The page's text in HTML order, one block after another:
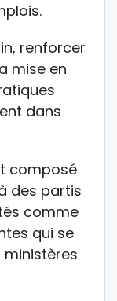
renforcer
mise en
dans
composé
des partis
comme
qui se